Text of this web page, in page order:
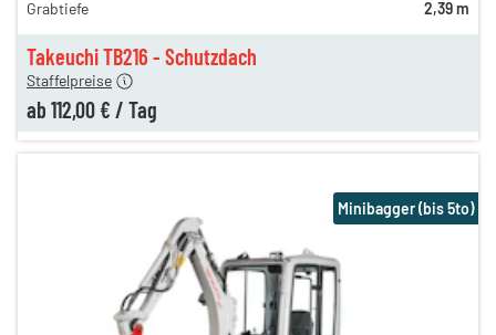
Takeuchi TB216 - Schutzdach
153,00 €
Staffelpreise
ab 112,00 € / Tag
Grabtiefe
2,39 m
Minibagger (bis 5to)